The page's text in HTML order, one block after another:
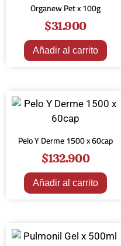
Organew Pet x 100g
$31.900
Añadir al carrito
Pelo Y Derme 1500 x 60cap
$132.900
Añadir al carrito